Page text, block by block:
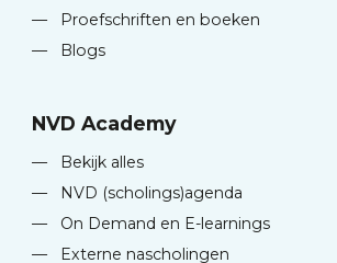
—
Proefschriften en boeken
—
Blogs
NVD Academy
—
Bekijk alles
—
NVD (scholings)agenda
—
On Demand en E-learnings
—
Externe nascholingen